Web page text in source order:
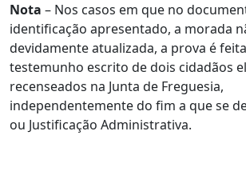
Nota – Nos casos em que no
identificação apresentado, a morada
devidamente atualizada, a prova é
testemunho escrito de dois cidadãos
recenseados na Junta de Freguesia,
independentemente do fim a que se
ou Justificação Administrativa.